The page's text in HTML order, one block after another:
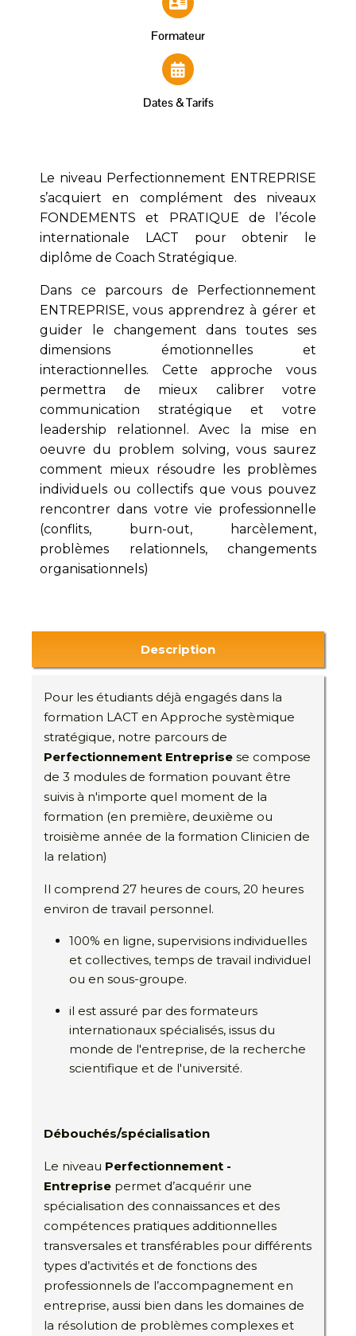
Formateur
Dates & Tarifs
Le niveau Perfectionnement ENTREPRISE
s’acquiert en complément des niveaux
FONDEMENTS et PRATIQUE de l’école
internationale LACT pour obtenir le
diplôme de Coach Stratégique.
Dans ce parcours de Perfectionnement
ENTREPRISE, vous apprendrez à gérer et
guider le changement dans toutes ses
dimensions émotionnelles et
interactionnelles. Cette approche vous
permettra de mieux calibrer votre
communication stratégique et votre
leadership relationnel. Avec la mise en
oeuvre du problem solving, vous saurez
comment mieux résoudre les problèmes
individuels ou collectifs que vous pouvez
rencontrer dans votre vie professionnelle
(conflits, burn-out, harcèlement,
problèmes relationnels, changements
organisationnels)
Description
Pour les étudiants déjà engagés dans la
formation LACT en Approche systèmique
stratégique, notre parcours de
Perfectionnement Entreprise se compose
de 3 modules de formation pouvant être
suivis à n'importe quel moment de la
formation (en première, deuxième ou
troisième année de la formation Clinicien de
la relation)
Il comprend 27 heures de cours, 20 heures
environ de travail personnel.
100% en ligne, supervisions individuelles
et collectives, temps de travail individuel
ou en sous-groupe.
il est assuré par des formateurs
internationaux spécialisés, issus du
monde de l'entreprise, de la recherche
scientifique et de l'université.
Débouchés/spécialisation
Le niveau Perfectionnement -
Entreprise permet d’acquérir une
spécialisation des connaissances et des
compétences pratiques additionnelles
transversales et transférables pour différents
types d’activités et de fonctions des
professionnels de l’accompagnement en
entreprise, aussi bien dans les domaines de
la résolution de problèmes complexes et